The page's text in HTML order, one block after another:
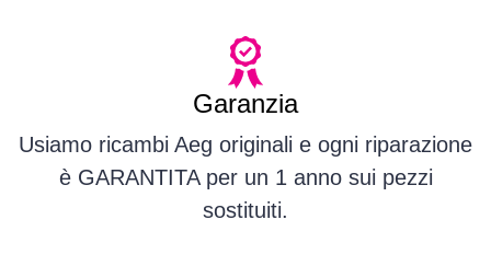
Garanzia
Usiamo ricambi Aeg originali e ogni riparazione
è GARANTITA per un 1 anno sui pezzi
sostituiti.